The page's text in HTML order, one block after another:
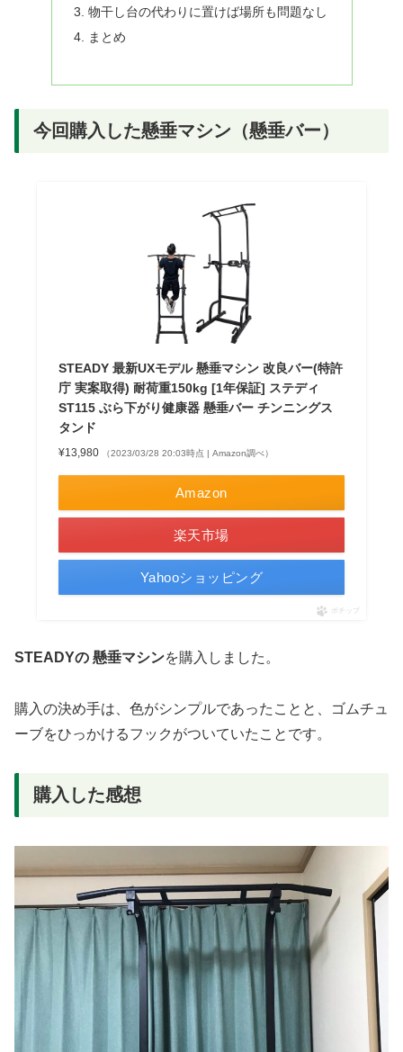
物干し台の代わりに置けば場所も問題なし
まとめ
今回購入した懸垂マシン（懸垂バー）
STEADY 最新UXモデル 懸垂マシン 改良バー(特許
庁 実案取得) 耐荷重150kg [1年保証] ステディ
ST115 ぶら下がり健康器 懸垂バー チンニングス
タンド
¥13,980 （2023/03/28 20:03時点 | Amazon調べ）
Amazon
楽天市場
Yahooショッピング
ポチップ
STEADYの 懸垂マシンを購入しました。
購入の決め手は、色がシンプルであったことと、ゴムチュ
ーブをひっかけるフックがついていたことです。
購入した感想